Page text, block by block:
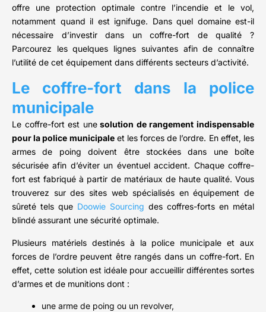
offre une protection optimale contre l’incendie et le vol,
notamment quand il est ignifuge. Dans quel domaine est-il
nécessaire d’investir dans un coffre-fort de qualité ?
Parcourez les quelques lignes suivantes afin de connaître
l’utilité de cet équipement dans différents secteurs d’activité.
Le coffre-fort dans la police
municipale
Le coffre-fort est unesolution de rangement indispensable
pour la police municipaleet les forces de l’ordre. En effet, les
armes de poing doivent être stockées dans une boîte
sécurisée afin d’éviter un éventuel accident. Chaque coffre-
fort est fabriqué à partir de matériaux de haute qualité. Vous
trouverez sur des sites web spécialisés en équipement de
sûreté tels que Doowie Sourcing des coffres-forts en métal
blindé assurant une sécurité optimale.
Plusieurs matériels destinés à la police municipale et aux
forces de l’ordre peuvent être rangés dans un coffre-fort. En
effet, cette solution est idéale pour accueillir différentes sortes
d’armes et de munitions dont :
une arme de poing ou un revolver,